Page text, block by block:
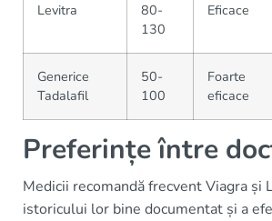
Levitra
80-
130
Eficace
Generice
Tadalafil
50-
100
Foarte
eficace
Preferințe între
Medicii recomandă frecvent Viagra și
istoricului lor bine documentat și a